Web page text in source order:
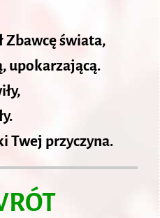
Zbawcę świata,
upokarzającą.
Twej przyczyna.